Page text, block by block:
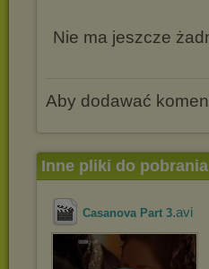
Nie ma jeszcze
Aby dodawać
Inne pliki do
Casanova Part 3.avi